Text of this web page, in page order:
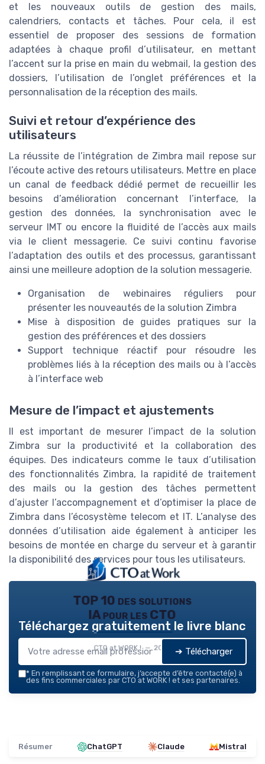
et les nouveaux outils de gestion des mails,
calendriers, contacts et tâches. Pour cela, il est
essentiel de proposer des sessions de formation
adaptées à chaque profil d’utilisateur, en mettant
l’accent sur la prise en main du webmail, la gestion des
dossiers, l’utilisation de l’onglet préférences et la
personnalisation de la réception des mails.
Suivi et retour d’expérience des
utilisateurs
La réussite de l’intégration de Zimbra mail repose sur
l’écoute active des retours utilisateurs. Mettre en place
un canal de feedback dédié permet de recueillir les
besoins d’amélioration concernant l’interface, la
gestion des données, la synchronisation avec le
serveur IMT ou encore la fluidité de l’accès aux mails
via le client messagerie. Ce suivi continu favorise
l’adaptation des outils et des processus, garantissant
ainsi une meilleure adoption de la solution messagerie.
Organisation de webinaires réguliers pour
présenter les nouveautés de la solution Zimbra
Mise à disposition de guides pratiques sur la
gestion des préférences et des dossiers
Support technique réactif pour résoudre les
problèmes liés à la réception des mails ou à l’accès
à l’interface web
Mesure de l’impact et ajustements
Il est important de mesurer l’impact de la solution
Zimbra sur la productivité et la collaboration des
équipes. Des indicateurs comme le taux d’utilisation
des fonctionnalités Zimbra, la rapidité de traitement
des mails ou la gestion des tâches permettent
d’ajuster l’accompagnement et d’optimiser la place de
Zimbra dans l’écosystème telecom et IT. L’analyse des
données d’utilisation aide également à anticiper les
besoins de montée en charge du serveur et à garantir
la disponibilité des services pour tous les utilisateurs.
TOP 10 des solutions
IA pour les CTO
CTO at WORK ! — 2026
Téléchargez gratuitement le livre blanc
➔ Télécharger
* En remplissant ce formulaire, j’accepte d’être contacté(e) à
des fins commerciales par CTO at WORK ! et ses partenaires.
Résumer ChatGPT Claude Mistral